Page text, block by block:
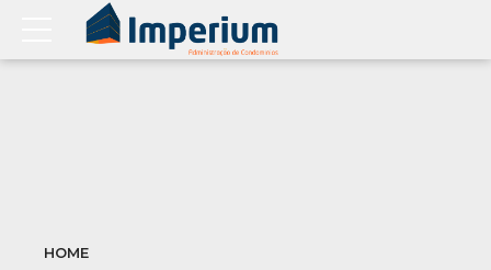
HOME